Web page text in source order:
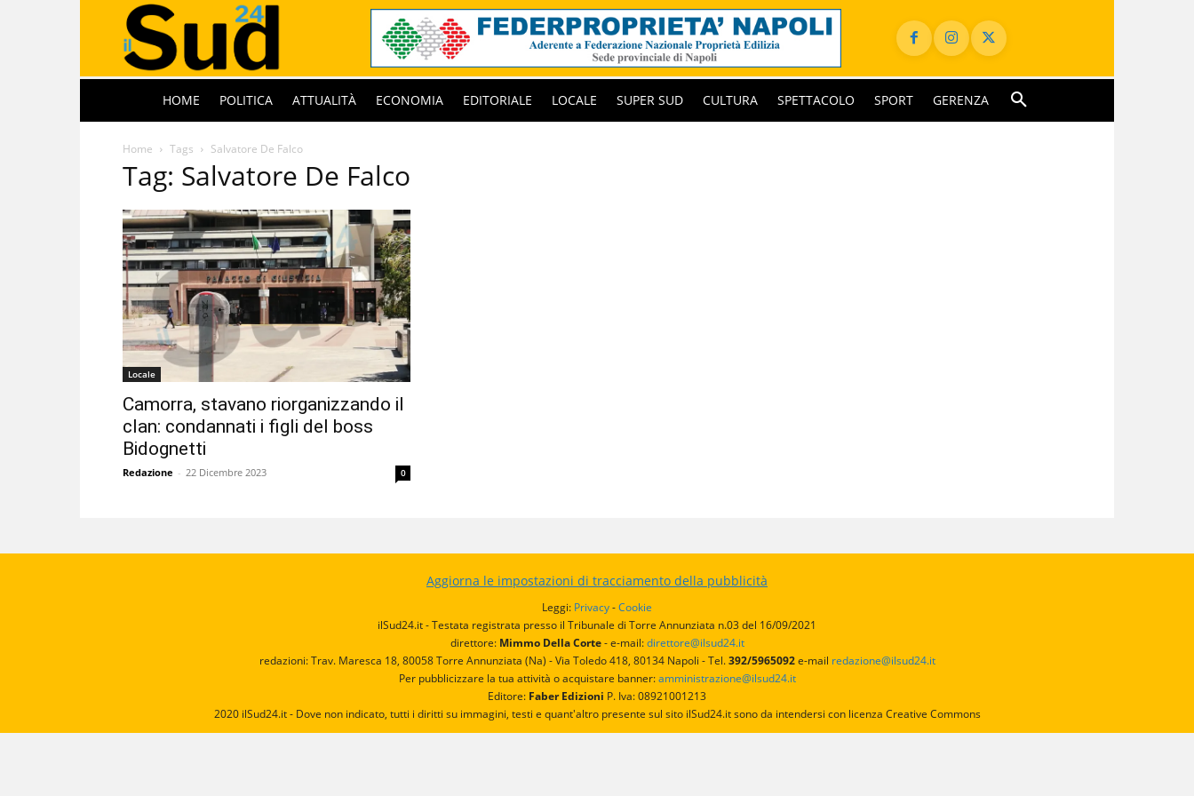
HOME POLITICA ATTUALITÀ ECONOMIA EDITORIALE LOCALE SUPER SUD CULTURA SPETTACOLO SPORT GERENZA
Home Tags Salvatore De Falco
Tag: Salvatore De Falco
Locale
Camorra, stavano riorganizzando il
clan: condannati i figli del boss
Bidognetti
Redazione - 22 Dicembre 2023 0
Aggiorna le impostazioni di tracciamento della pubblicità
Leggi: Privacy-Cookie
ilSud24.it - Testata registrata presso il Tribunale di Torre Annunziata n.03 del 16/09/2021
direttore:Mimmo Della Corte- e-mail:direttore@ilsud24.it
redazioni: Trav. Maresca 18, 80058 Torre Annunziata (Na) - Via Toledo 418, 80134 Napoli - Tel.392/5965092e-mail redazione@ilsud24.it
Per pubblicizzare la tua attività o acquistare banner:amministrazione@ilsud24.it
Editore: Faber Edizioni P. Iva: 08921001213
2020 ilSud24.it - Dove non indicato, tutti i diritti su immagini, testi e quant'altro presente sul sito ilSud24.it sono da intendersi con licenza Creative Commons